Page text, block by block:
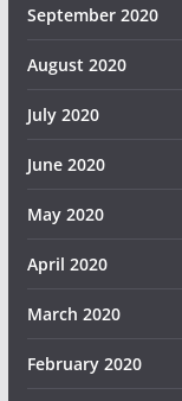
September 2020
August 2020
July 2020
June 2020
May 2020
April 2020
March 2020
February 2020